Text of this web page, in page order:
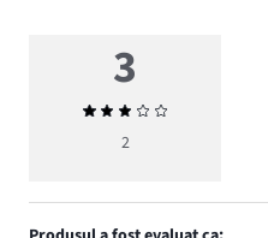
3
Evaluarea
medie
2